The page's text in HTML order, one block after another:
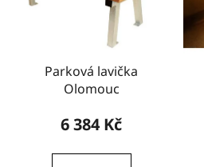
Parková lavička
Olomouc
6 384 Kč